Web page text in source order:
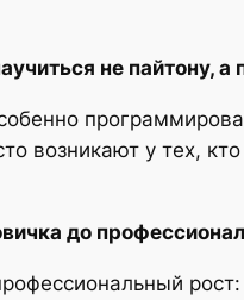
не пайтону,
возникают у тех,
до